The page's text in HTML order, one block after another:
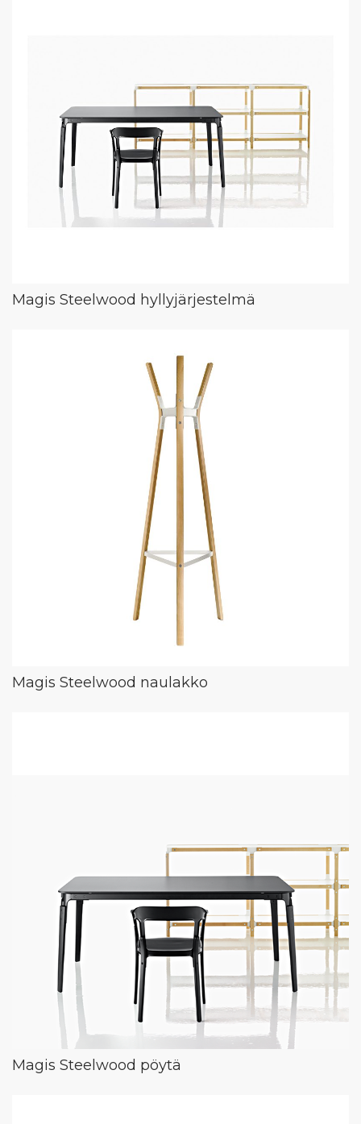
Magis Steelwood hyllyjärjestelmä
Magis Steelwood naulakko
Magis Steelwood pöytä